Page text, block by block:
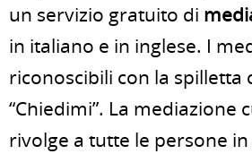
un servizio gratuito di
in italiano e in inglese. I
riconoscibili con la spilletta
“Chiedimi”. La mediazione
rivolge a tutte le persone